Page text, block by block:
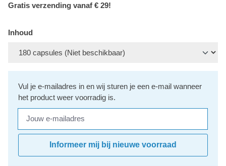
Gratis verzending vanaf € 29!
Inhoud
Vul je e-mailadres in en wij sturen je een e-mail wanneer
het product weer voorradig is.
Informeer mij bij nieuwe voorraad